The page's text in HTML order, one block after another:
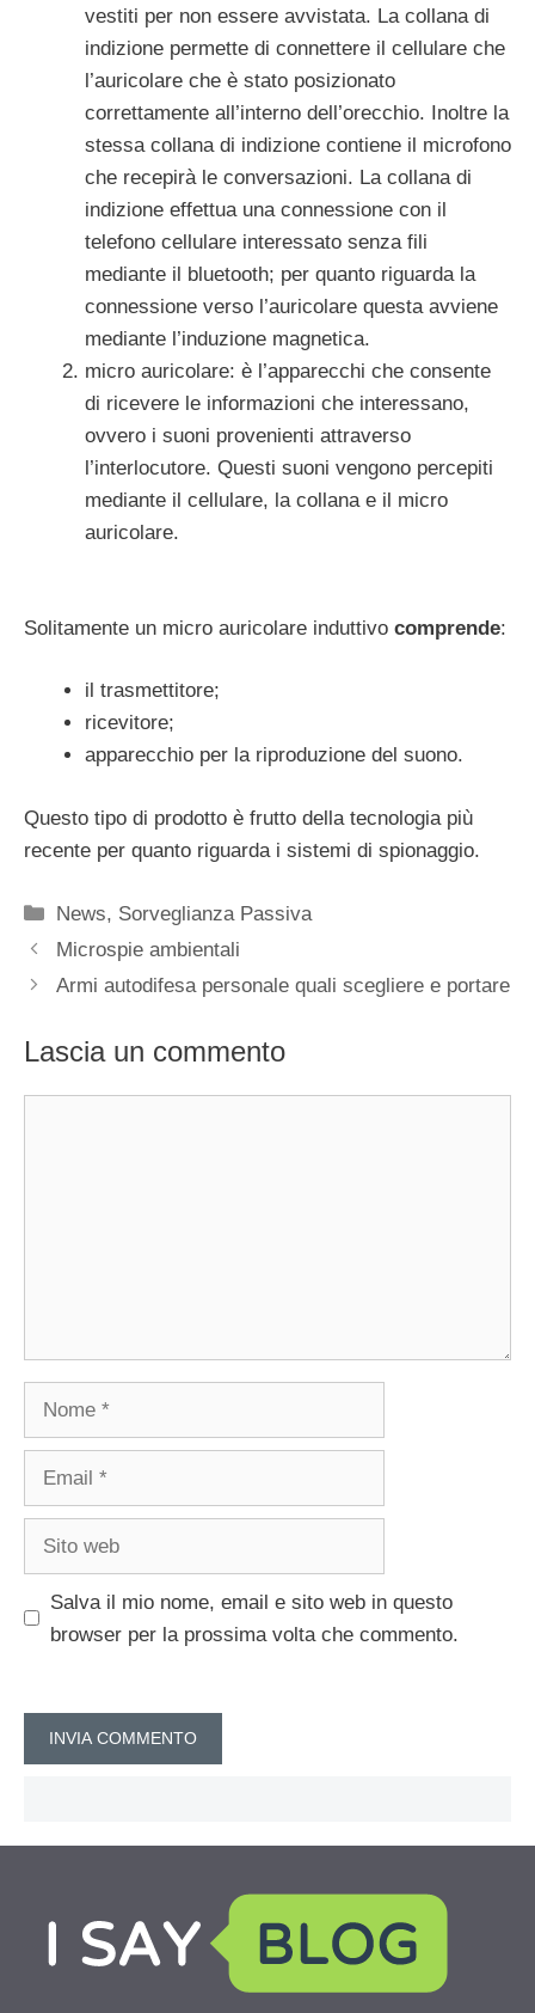
vestiti per non essere avvistata. La collana di
indizione permette di connettere il cellulare che
l’auricolare che è stato posizionato
correttamente all’interno dell’orecchio. Inoltre la
stessa collana di indizione contiene il microfono
che recepirà le conversazioni. La collana di
indizione effettua una connessione con il
telefono cellulare interessato senza fili
mediante il bluetooth; per quanto riguarda la
connessione verso l’auricolare questa avviene
mediante l’induzione magnetica.
micro auricolare: è l’apparecchi che consente
di ricevere le informazioni che interessano,
ovvero i suoni provenienti attraverso
l’interlocutore. Questi suoni vengono percepiti
mediante il cellulare, la collana e il micro
auricolare.
Solitamente un micro auricolare induttivo comprende:
il trasmettitore;
ricevitore;
apparecchio per la riproduzione del suono.
Questo tipo di prodotto è frutto della tecnologia più
recente per quanto riguarda i sistemi di spionaggio.
Categorie
News, Sorveglianza Passiva
Microspie ambientali
Armi autodifesa personale quali scegliere e portare
Lascia un commento
Nome
Email
Sito
Salva il mio nome, email e sito web in questo
browser per la prossima volta che commento.